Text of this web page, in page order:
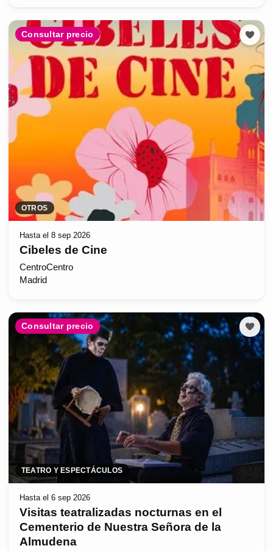
Consultar precio
OTROS
Hasta el 8 sep 2026
Cibeles de Cine
CentroCentro
Madrid
Consultar precio
TEATRO Y ESPECTÁCULOS
Hasta el 6 sep 2026
Visitas teatralizadas nocturnas en el
Cementerio de Nuestra Señora de la
Almudena